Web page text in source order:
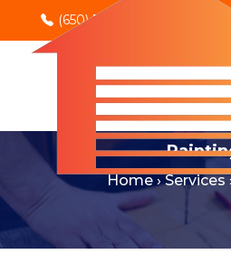
(650) 702-0069
Home›Services